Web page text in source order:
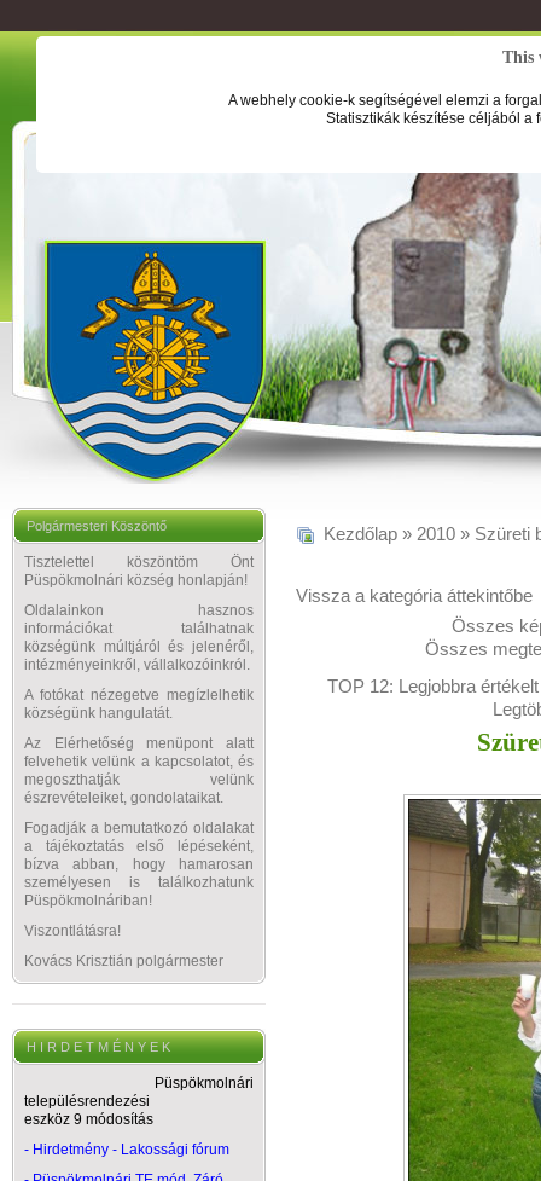
This
A webhely cookie-k segítségével elemzi a
Statisztikák készítése céljából a
Polgármesteri Köszöntő
Tisztelettel köszöntöm Önt
Püspökmolnári község honlapján!
Oldalainkon hasznos
információkat találhatnak
községünk múltjáról és jelenéről,
intézményeinkről, vállalkozóinkról.
A fotókat nézegetve megízlelhetik
községünk hangulatát.
Az Elérhetőség menüpont alatt
felvehetik velünk a kapcsolatot, és
megoszthatják velünk
észrevételeiket, gondolataikat.
Fogadják a bemutatkozó oldalakat
a tájékoztatás első lépéseként,
bízva abban, hogy hamarosan
személyesen is találkozhatunk
Püspökmolnáriban!
Viszontlátásra!
Kovács Krisztián polgármester
H I R D E T M É N Y E K
Püspökmolnári
településrendezési
eszköz 9 módosítás
- Hirdetmény - Lakossági fórum
Kezdőlap » 2010 » Szüreti
Vissza a kategória áttekintőbe
Összes
Összes
TOP 12: Legjobbra értékelt